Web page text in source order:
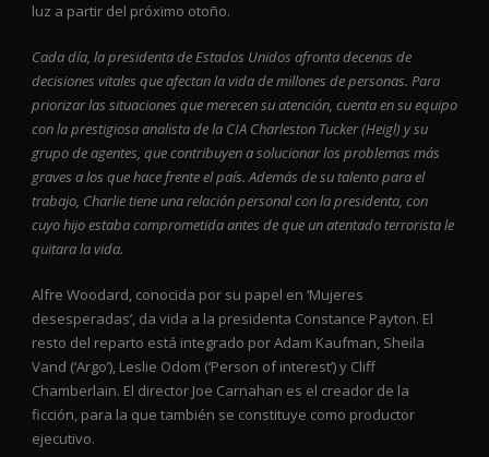
luz a partir del próximo otoño.
Cada día, la presidenta de Estados Unidos afronta decenas de
decisiones vitales que afectan la vida de millones de personas. Para
priorizar las situaciones que merecen su atención, cuenta en su equipo
con la prestigiosa analista de la CIA Charleston Tucker (Heigl) y su
grupo de agentes, que contribuyen a solucionar los problemas más
graves a los que hace frente el país. Además de su talento para el
trabajo, Charlie tiene una relación personal con la presidenta, con
cuyo hijo estaba comprometida antes de que un atentado terrorista le
quitara la vida.
Alfre Woodard, conocida por su papel en ‘Mujeres
desesperadas’, da vida a la presidenta Constance Payton. El
resto del reparto está integrado por Adam Kaufman, Sheila
Vand (‘Argo’), Leslie Odom (‘Person of interest’) y Cliff
Chamberlain. El director Joe Carnahan es el creador de la
ficción, para la que también se constituye como productor
ejecutivo.